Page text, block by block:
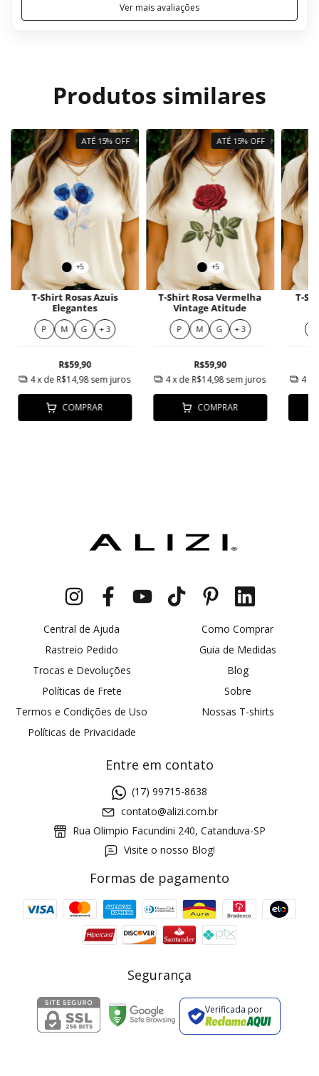
Ver mais avaliações
Produtos similares
ATÉ 15% OFF
+5
T-Shirt Rosas Azuis
Elegantes
P M G + 3
R$59,90
4x de R$14,98 sem juros
COMPRAR
ATÉ 15% OFF
+5
T-Shirt Rosa Vermelha
Vintage Atitude
P M G + 3
R$59,90
4x de R$14,98sem juros
COMPRAR
T-
4
Central de Ajuda
Rastreio Pedido
Trocas e Devoluções
Políticas de Frete
Termos e Condições de Uso
Políticas de Privacidade
Como Comprar
Guia de Medidas
Blog
Sobre
Nossas T-shirts
Entre em contato
(17) 99715-8638
contato@alizi.com.br
Rua Olimpio Facundini 240, Catanduva-SP
Visite o nosso Blog!
Formas de pagamento
Segurança
Verificada por
Cupom 1a compra: GANHE5
2 pecas 7% OFF